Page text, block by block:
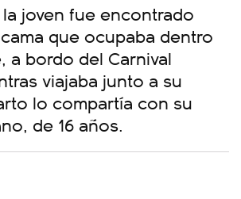
joven fue encontrado
que ocupaba dentro
a bordo del Carnival
viajaba junto a su
lo compartía con su
de 16 años.